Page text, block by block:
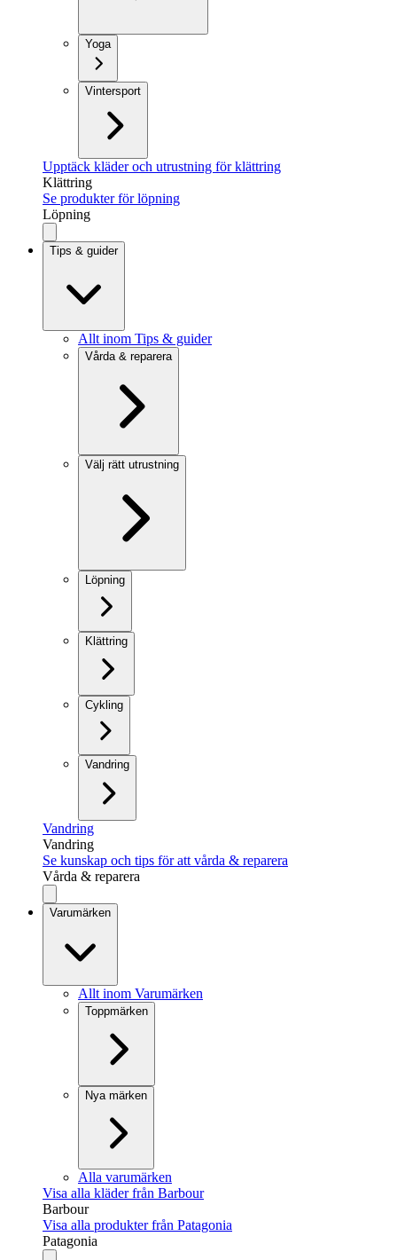
Yoga
Vintersport
Upptäck kläder och utrustning för klättring
Klättring
Se produkter för löpning
Löpning
Tips & guider
Allt inom Tips & guider
Vårda & reparera
Välj rätt utrustning
Löpning
Klättring
Cykling
Vandring
Vandring
Vandring
Se kunskap och tips för att vårda & reparera
Vårda & reparera
Varumärken
Allt inom Varumärken
Toppmärken
Nya märken
Alla varumärken
Visa alla kläder från Barbour
Barbour
Visa alla produkter från Patagonia
Patagonia